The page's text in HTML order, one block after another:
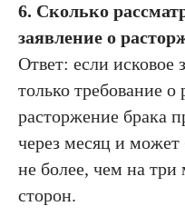
6. Сколько
заявление о
Ответ: если исковое
только требование
расторжение брака
через месяц и может
не более, чем на
сторон.